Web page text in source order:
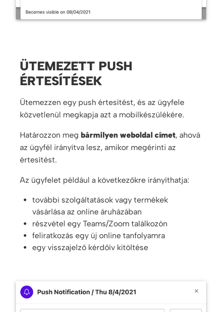
ÜTEMEZETT PUSH
ÉRTESÍTÉSEK
Ütemezzen egy push értesítést, és az ügyfele
közvetlenül megkapja azt a mobilkészülékére.
Határozzon meg bármilyen weboldal címet, ahová
az ügyfél irányítva lesz, amikor megérinti az
értesítést.
Az ügyfelet például a következőkre irányíthatja:
további szolgáltatások vagy termékek
vásárlása az online áruházában
részvétel egy Teams/Zoom találkozón
feliratkozás egy új online tanfolyamra
egy visszajelző kérdőív kitöltése